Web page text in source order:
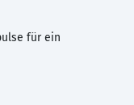
für ein